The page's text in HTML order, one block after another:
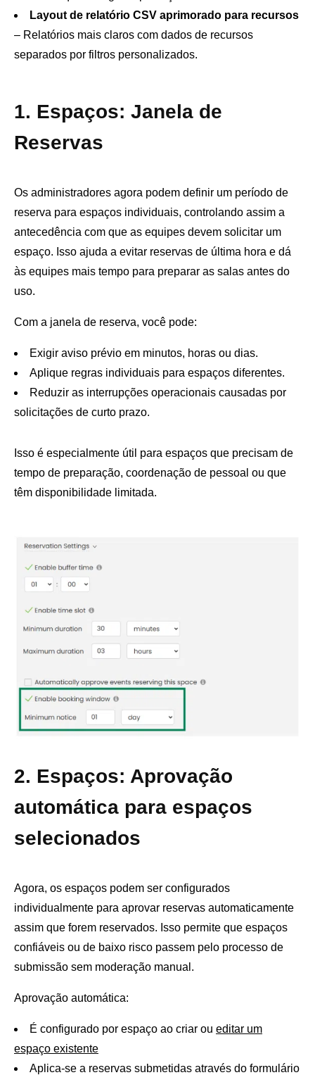
Layout de relatório CSV aprimorado para recursos
– Relatórios mais claros com dados de recursos
separados por filtros personalizados.
1. Espaços: Janela de
Reservas
Os administradores agora podem definir um período de
reserva para espaços individuais, controlando assim a
antecedência com que as equipes devem solicitar um
espaço. Isso ajuda a evitar reservas de última hora e dá
às equipes mais tempo para preparar as salas antes do
uso.
Com a janela de reserva, você pode:
Exigir aviso prévio em minutos, horas ou dias.
Aplique regras individuais para espaços diferentes.
Reduzir as interrupções operacionais causadas por
solicitações de curto prazo.
Isso é especialmente útil para espaços que precisam de
tempo de preparação, coordenação de pessoal ou que
têm disponibilidade limitada.
2. Espaços: Aprovação
automática para espaços
selecionados
Agora, os espaços podem ser configurados
individualmente para aprovar reservas automaticamente
assim que forem reservados. Isso permite que espaços
confiáveis ​​ou de baixo risco passem pelo processo de
submissão sem moderação manual.
Aprovação automática:
É configurado por espaço ao criar ou editar um
espaço existente
Aplica-se a reservas submetidas através do formulário